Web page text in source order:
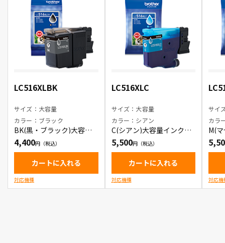
LC516XLBK
サイズ：大容量
カラー：ブラック
BK(黒・ブラック)大容量
インクカートリッジ
4,400
カートに入れる
対応機種
LC516XLC
サイズ：大容量
カラー：シアン
C(シアン)大容量インクカ
ートリッジ
5,500
カートに入れる
対応機種
サイ
カラ
M(
カ
対応機